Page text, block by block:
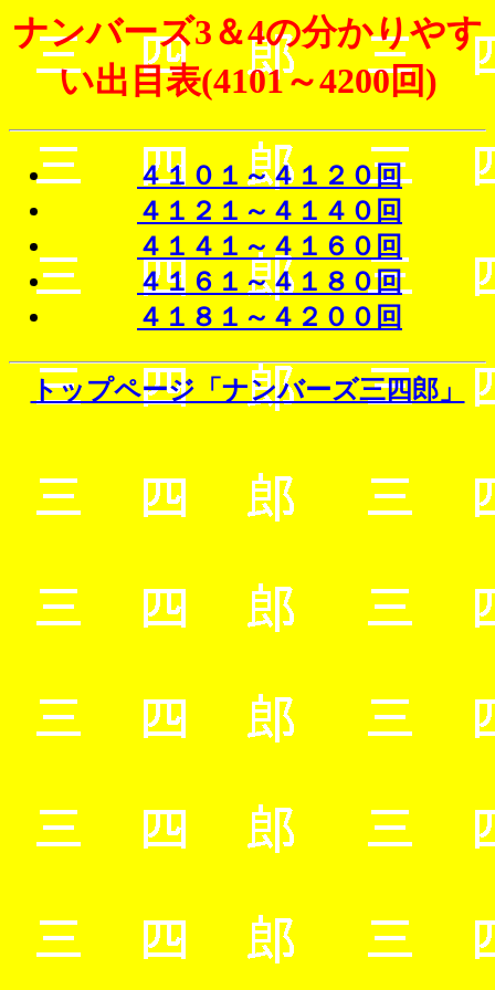
ナンバーズ3＆4の分かりやす
い出目表(4101～4200回)
４１０１～４１２０回
４１２１～４１４０回
４１４１～４１６０回
４１６１～４１８０回
４１８１～４２００回
トップページ「ナンバーズ三四郎」